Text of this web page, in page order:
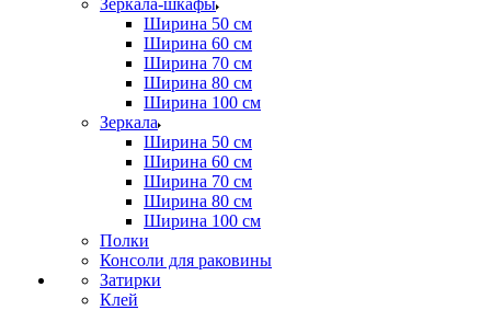
Зеркала-шкафы
Ширина 50 см
Ширина 60 см
Ширина 70 см
Ширина 80 см
Ширина 100 см
Зеркала
Ширина 50 см
Ширина 60 см
Ширина 70 см
Ширина 80 см
Ширина 100 см
Полки
Консоли для раковины
Затирки
Клей